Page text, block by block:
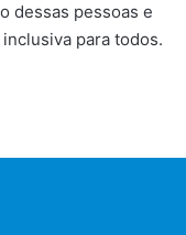
dessas pessoas e
para todos.